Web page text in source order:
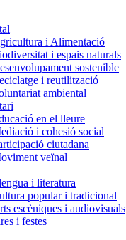
i Alimentació
i espais naturals
sostenible
i reutilització
ambiental
en el lleure
i cohesió social
ciutadana
veïnal
i literatura
popular i tradicional
escèniques i audiovisuals
i festes